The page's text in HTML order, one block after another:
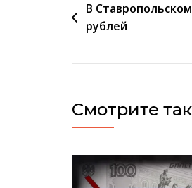
Навигация
по
В
рублей
Смотрите